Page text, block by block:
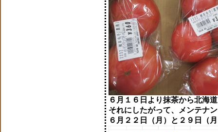
６月１６日より抹茶から北海
それにしたがって、メンテナ
６月２２日（月）と２９日（